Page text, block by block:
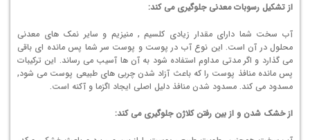
از تشکیل رسوبات معدنی جلوگیری می کند:
آب سخت شما دارای مقدار زیادی کلسیم , منیزیم و سایر نمک های معدنی
محلول در آن است. این نوع آب در پوست و پوست سر شما پس مانده ای باقی
می گذارد و اگر مدتی مداوم استفاده شود به آن ها آسیب می رساند. این ترکیبات
پس مانده منافذ پوست را که باعث آزاد شدن چربی های طبیعی پوست می شود,
مسدود می کند. مسدود شدن منافذ دلیل اصلی ایجاد اگزما و آکنه است.
از خشک شدن و از بین رفتن کلاژن جلوگیری می کند: